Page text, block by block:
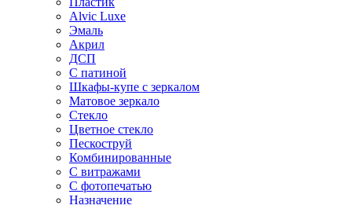
Alvic Luxe
Эмаль
Акрил
ДСП
С патиной
Шкафы-купе с зеркалом
Матовое зеркало
Стекло
Цветное стекло
Пескоструй
Комбинированные
С витражами
С фотопечатью
Назначение